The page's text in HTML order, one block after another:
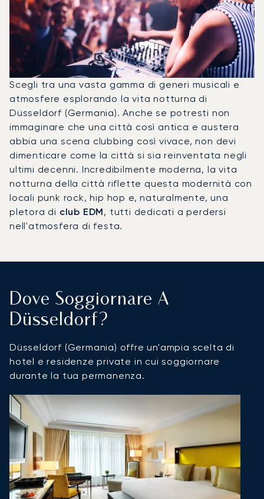
Scegli tra una vasta gamma di generi musicali e
atmosfere esplorando la vita notturna di
Düsseldorf (Germania). Anche se potresti non
immaginare che una città così antica e austera
abbia una scena clubbing così vivace, non devi
dimenticare come la città si sia reinventata negli
ultimi decenni. Incredibilmente moderna, la vita
notturna della città riflette questa modernità con
locali punk rock, hip hop e, naturalmente, una
pletora di club EDM, tutti dedicati a perdersi
nell'atmosfera di festa.
Dove Soggiornare A
Düsseldorf?
Düsseldorf (Germania) offre un'ampia scelta di
hotel e residenze private in cui soggiornare
durante la tua permanenza.